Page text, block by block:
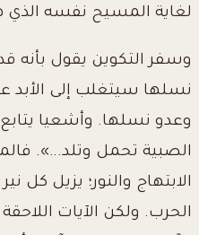
لغاية المسيح نفسه
وسفر التكوين يقول بأنه
نسلها سيتغلب إلى الأبد
وعدو نسلها. وأشعيا
الصبية تحمل وتلد...».
الابتهاج والنور؛ يزيل كل
الحرب. ولكن الآيات